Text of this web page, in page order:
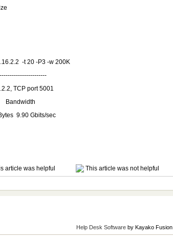
-t 20 -P3 -w 200K
TCP port 5001
9.90 Gbits/sec
article was helpful This article was not helpful
Help Desk Software by Kayako Fusion